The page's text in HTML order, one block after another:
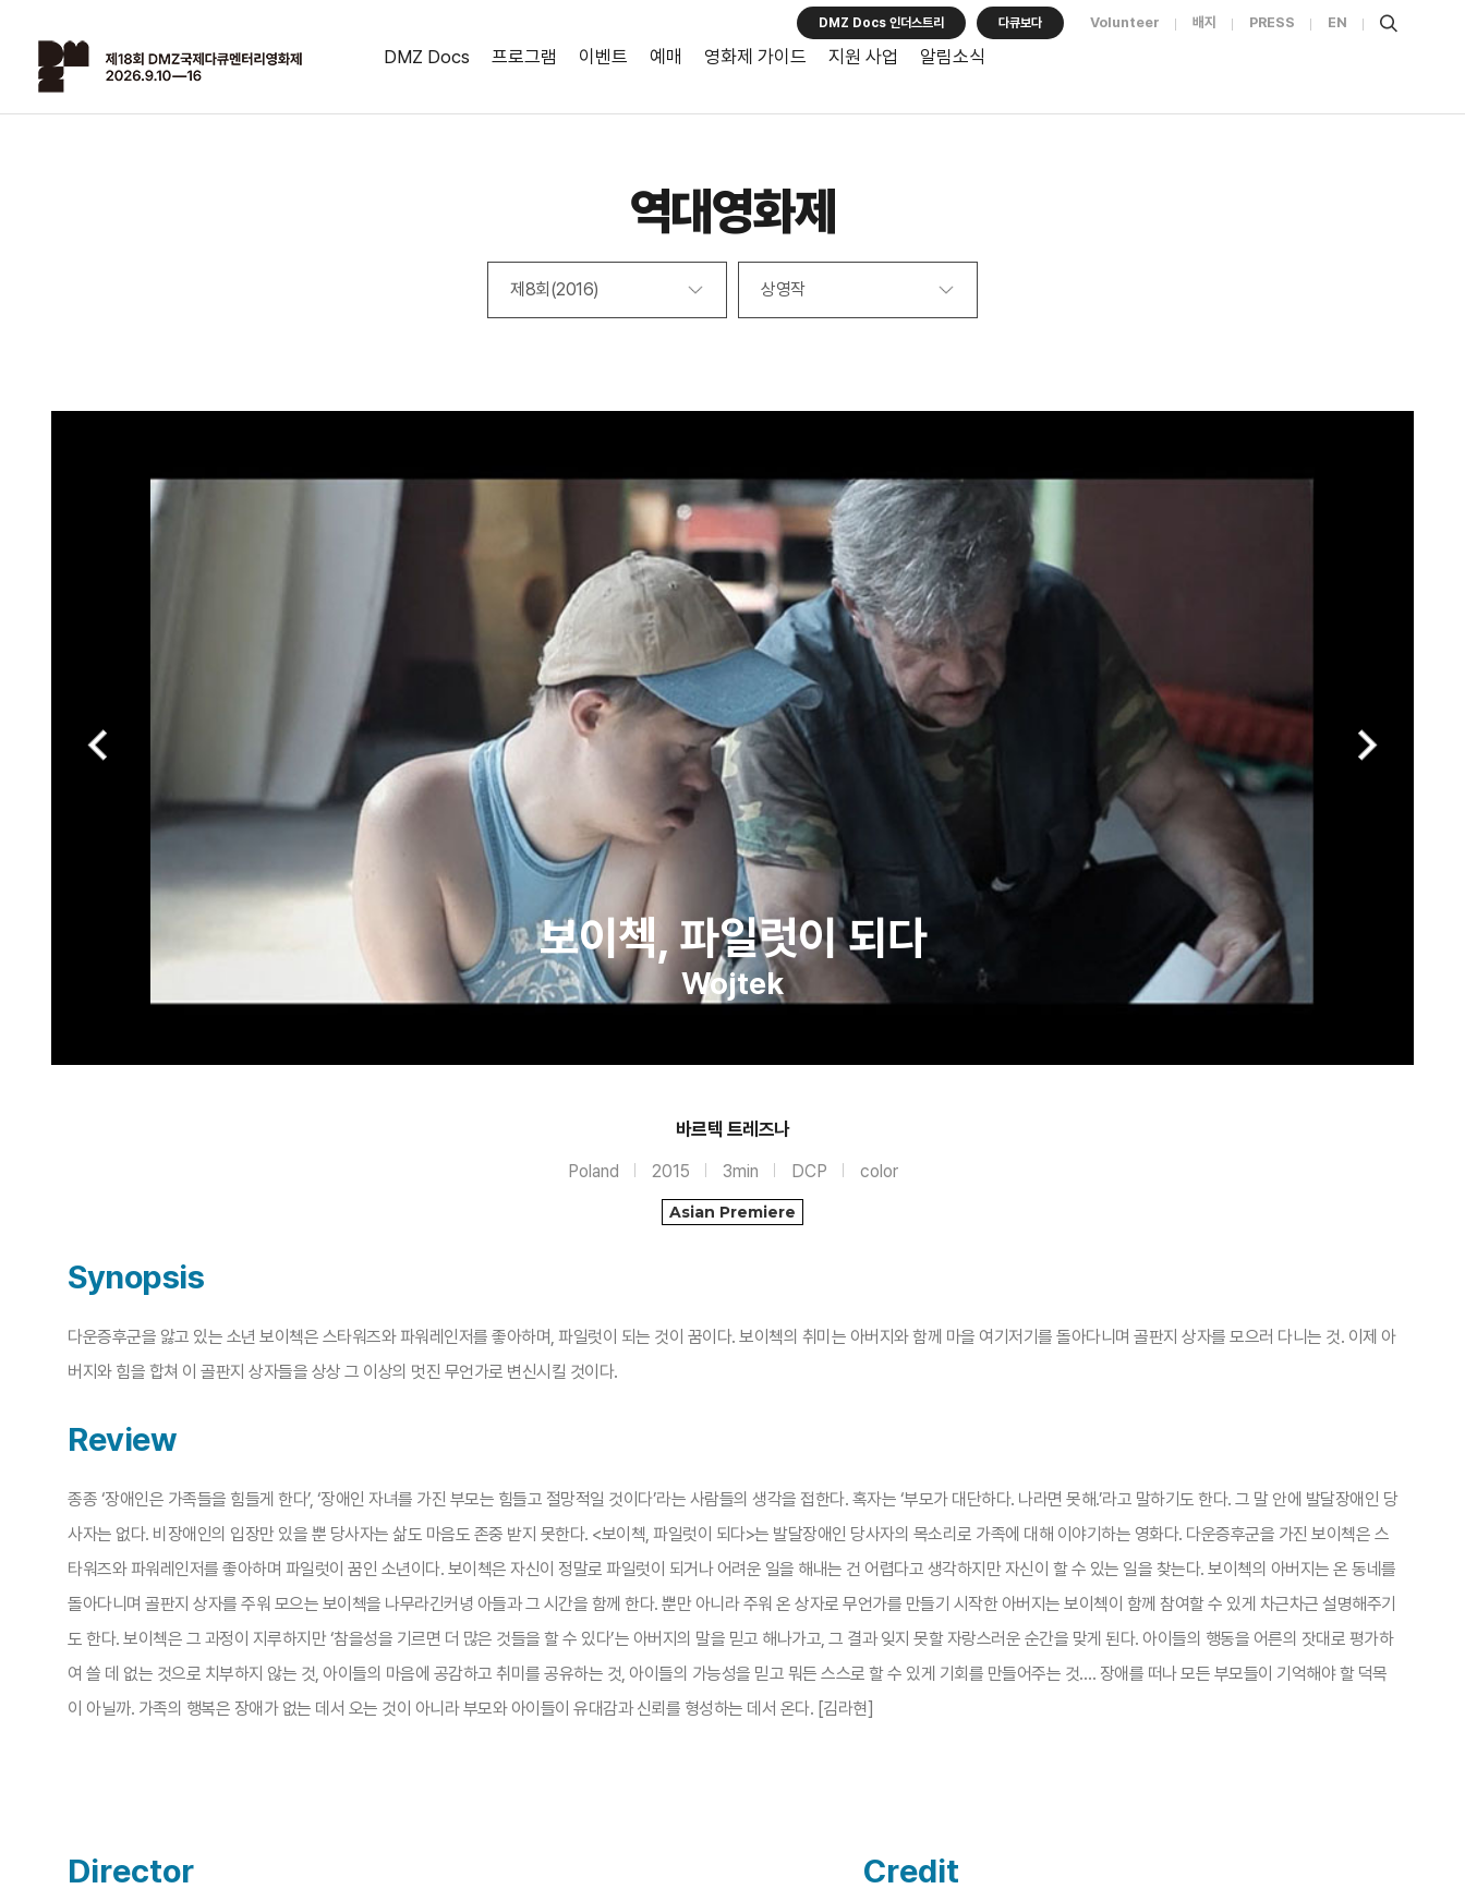
DMZ Docs 프로그램 이벤트 예매 영화제 가이드 지원 사업 알림소식
DMZ Docs 인더스트리 다큐보다 Volunteer 배지 PRESS EN
역대영화제
제8회(2016) 상영작
보이첵, 파일럿이 되다
Wojtek
바르텍 트레즈나
Poland 2015 3min DCP color
Asian Premiere
Synopsis
다운증후군을 앓고 있는 소년 보이첵은 스타워즈와 파워레인저를 좋아하며, 파일럿이 되는 것이 꿈이다. 보이첵의 취미는 아버지와 함께 마을 여기저기를 돌아다니며 골판지 상자를 모으러 다니는 것. 이제 아
버지와 힘을 합쳐 이 골판지 상자들을 상상 그 이상의 멋진 무언가로 변신시킬 것이다.
Review
종종 ‘장애인은 가족들을 힘들게 한다’, ‘장애인 자녀를 가진 부모는 힘들고 절망적일 것이다’라는 사람들의 생각을 접한다. 혹자는 ‘부모가 대단하다. 나라면 못해.’라고 말하기도 한다. 그 말 안에 발달장애인 당
사자는 없다. 비장애인의 입장만 있을 뿐 당사자는 삶도 마음도 존중 받지 못한다. <보이첵, 파일럿이 되다>는 발달장애인 당사자의 목소리로 가족에 대해 이야기하는 영화다. 다운증후군을 가진 보이첵은 스
타워즈와 파워레인저를 좋아하며 파일럿이 꿈인 소년이다. 보이첵은 자신이 정말로 파일럿이 되거나 어려운 일을 해내는 건 어렵다고 생각하지만 자신이 할 수 있는 일을 찾는다. 보이첵의 아버지는 온 동네를
돌아다니며 골판지 상자를 주워 모으는 보이첵을 나무라긴커녕 아들과 그 시간을 함께 한다. 뿐만 아니라 주워 온 상자로 무언가를 만들기 시작한 아버지는 보이첵이 함께 참여할 수 있게 차근차근 설명해주기
도 한다. 보이첵은 그 과정이 지루하지만 ‘참을성을 기르면 더 많은 것들을 할 수 있다’는 아버지의 말을 믿고 해나가고, 그 결과 잊지 못할 자랑스러운 순간을 맞게 된다. 아이들의 행동을 어른의 잣대로 평가하
여 쓸 데 없는 것으로 치부하지 않는 것, 아이들의 마음에 공감하고 취미를 공유하는 것, 아이들의 가능성을 믿고 뭐든 스스로 할 수 있게 기회를 만들어주는 것…. 장애를 떠나 모든 부모들이 기억해야 할 덕목
이 아닐까. 가족의 행복은 장애가 없는 데서 오는 것이 아니라 부모와 아이들이 유대감과 신뢰를 형성하는 데서 온다. [김라현]
Director Credit